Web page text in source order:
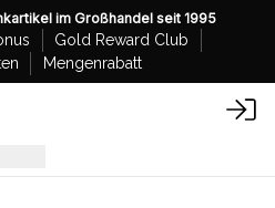
im Großhandel seit 1995
Gold Reward Club
Mengenrabatt